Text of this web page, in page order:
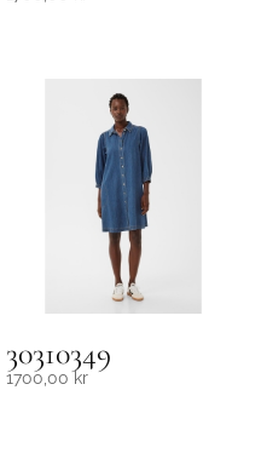
30310349
1700,00kr